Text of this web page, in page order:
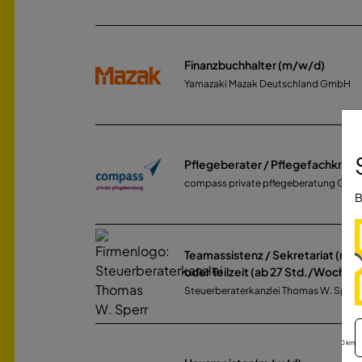
Finanzbuchhalter (m/w/d)
Yamazaki Mazak Deutschland GmbH
Pflegeberater /
compass private pflegeberatung GmbH
Teamassistenz / Sekretariat (m/
oder Teilzeit (ab 27 Std./Woche)
Steuerberaterkanzlei Thomas W. Sperr
30 km